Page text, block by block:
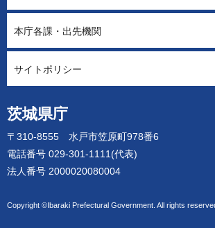
茨城県庁
〒310-8555 水戸市笠原町978番6
電話番号 029-301-1111(代表)
法人番号 2000020080004
Copyright ©Ibaraki Prefectural Government. All rights
本庁各課・出先機関
サイトポリシー